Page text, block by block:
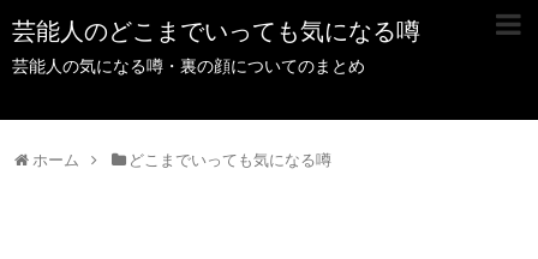
芸能人のどこまでいっても気になる噂
芸能人の気になる噂・裏の顔についてのまとめ
ホーム どこまでいっても気になる噂